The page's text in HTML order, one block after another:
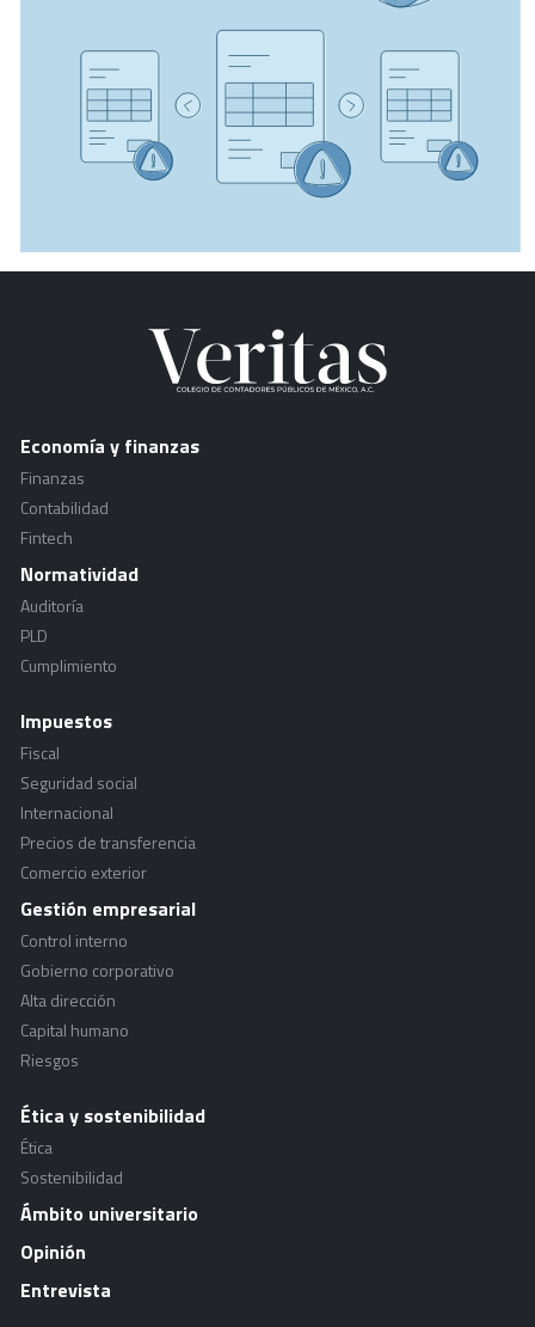
Economía y finanzas
Finanzas
Contabilidad
Fintech
Normatividad
Auditoría
PLD
Cumplimiento
Impuestos
Fiscal
Seguridad social
Internacional
Precios de transferencia
Comercio exterior
Gestión empresarial
Control interno
Gobierno corporativo
Alta dirección
Capital humano
Riesgos
Ética y sostenibilidad
Ética
Sostenibilidad
Ámbito universitario
Opinión
Entrevista